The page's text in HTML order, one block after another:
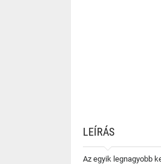
LEÍRÁS
Az egyik legnagyobb